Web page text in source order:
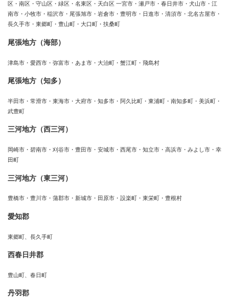
区・南区・守山区・緑区・名東区・天白区 一宮市・瀬戸市・春日井市・犬山市・江
南市・小牧市・稲沢市・尾張旭市・岩倉市・豊明市・日進市・清須市・北名古屋市・
長久手市・東郷町・豊山町・大口町・扶桑町
尾張地方（海部）
津島市・愛西市・弥富市・あま市・大治町・蟹江町・飛島村
尾張地方（知多）
半田市・常滑市・東海市・大府市・知多市・阿久比町・東浦町・南知多町・美浜町・
武豊町
三河地方（西三河）
岡崎市・碧南市・刈谷市・豊田市・安城市・西尾市・知立市・高浜市・みよし市・幸
田町
三河地方（東三河）
豊橋市・豊川市・蒲郡市・新城市・田原市・設楽町・東栄町・豊根村
愛知郡
東郷町、長久手町
西春日井郡
豊山町、春日町
丹羽郡